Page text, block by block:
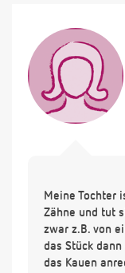
Meine Tochter
Zähne und tut
zwar z.B. von
das Stück
das Kauen